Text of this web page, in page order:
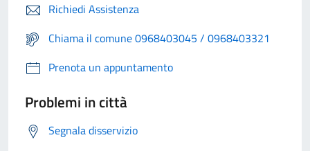
Richiedi Assistenza
Chiama il comune 0968403045 / 0968403321
Prenota un appuntamento
Problemi in città
Segnala disservizio